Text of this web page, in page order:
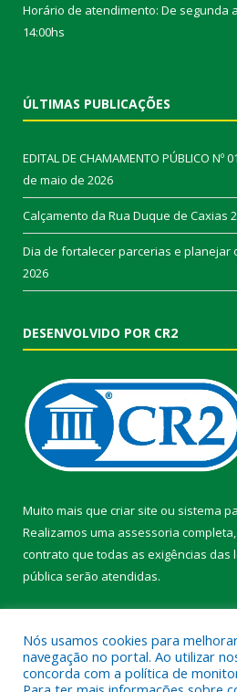
Horário de atendimento: De segunda
14:00hs
ÚLTIMAS PUBLICAÇÕES
EDITAL DE CHAMAMENTO PÚBLICO
de maio de 2026
Calçamento da Rua Duque de Caxias
Dia de fortalecer parcerias e planejar
2026
DESENVOLVIDO POR CR2
Muito mais que criar site ou sistema
Realizamos uma assessoria
contrato que todas as exigências das
pública serão atendidas.
Nós usamos cookies para
navegação no portal. Ao utilizar
concorda com a política de